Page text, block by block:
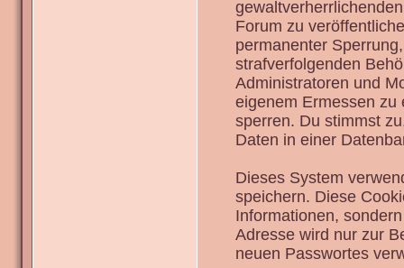
Forum zu
permanenter
strafverfolgenden
Administratoren und
eigenem Ermessen zu
sperren. Du stimmst
Daten in einer
Dieses System
speichern. Diese
Informationen,
Adresse wird nur zur
neuen Passwortes